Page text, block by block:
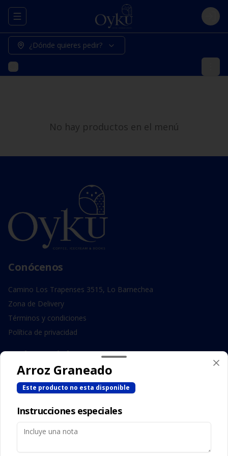
Abrir menu de navegación Login
¿Dónde quieres pedir?
No hay productos en el menú
Conócenos
Camino Los Trapenses 3515, Lo Barnechea
Zona de Delivery
Términos y condiciones
Política de privacidad
Redes sociales
Instagram
Facebook
Mi cuenta
Arroz Graneado
Este producto no esta disponible
Instrucciones especiales